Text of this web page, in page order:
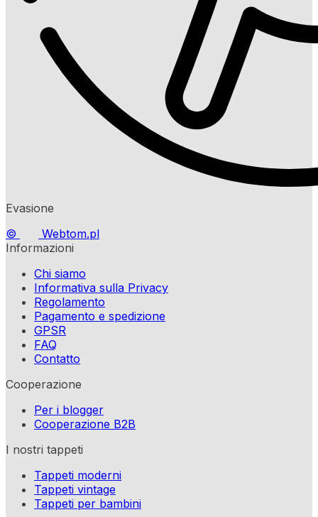
Evasione
©
Webtom.pl
Informazioni
Chi siamo
Informativa sulla Privacy
Regolamento
Pagamento e spedizione
GPSR
FAQ
Contatto
Cooperazione
Per i blogger
Cooperazione B2B
I nostri tappeti
Tappeti moderni
Tappeti vintage
Tappeti per bambini